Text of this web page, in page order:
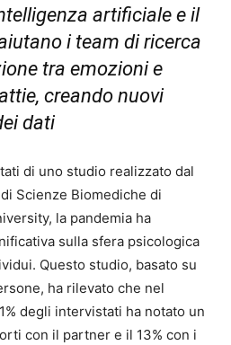
artificiale e il
i team di ricerca
tra emozioni e
creando nuovi
dati
di uno studio realizzato dal
Scienze Biomediche di
la pandemia ha
sulla sfera psicologica
Questo studio, basato su
ha rilevato che nel
degli intervistati ha notato un
con il partner e il 13% con i